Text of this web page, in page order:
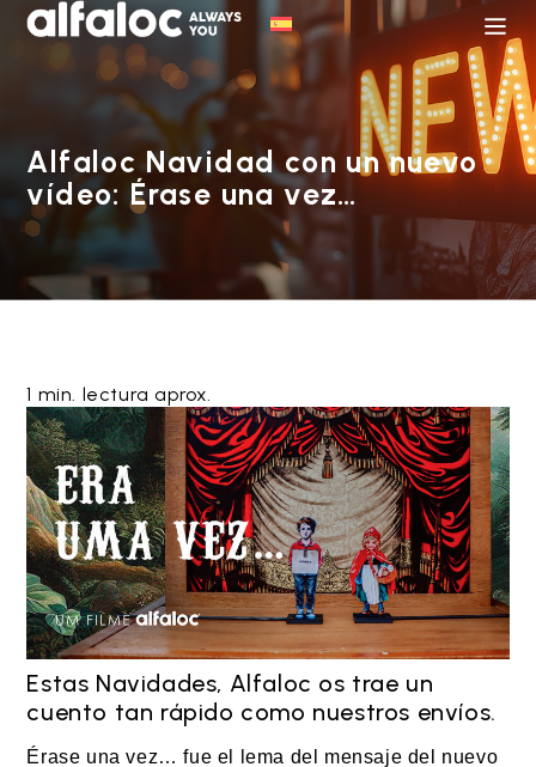
Alfaloc Navidad con un nuevo
vídeo: Érase una vez…
1 min. lectura aprox.
Estas Navidades, Alfaloc os trae un
cuento tan rápido como nuestros envíos.
Érase una vez… fue el lema del mensaje del nuevo